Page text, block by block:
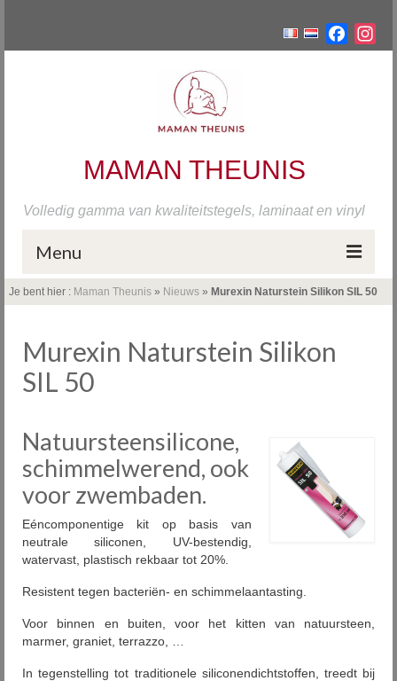
MAMAN THEUNIS
Volledig gamma van kwaliteitstegels, laminaat en vinyl
Menu
Home
Onze fabrieken
Onderhoud
Diensten
Showrooms
Contact
FAQ
Je bent hier : Maman Theunis » Nieuws » Murexin Naturstein Silikon SIL 50
Murexin Naturstein Silikon
SIL 50
Natuursteensilicone,
schimmelwerend, ook
voor zwembaden.
Eéncomponentige kit op basis van
neutrale siliconen, UV-bestendig,
watervast, plastisch rekbaar tot 20%.
Resistent tegen bacteriën- en schimmelaantasting.
Voor binnen en buiten, voor het kitten van natuursteen,
marmer, graniet, terrazzo, …
In tegenstelling tot traditionele siliconendichtstoffen, treedt bij